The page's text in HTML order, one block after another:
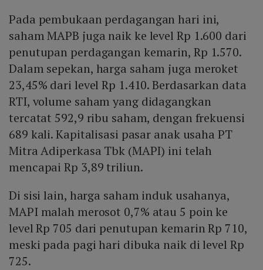
Pada pembukaan perdagangan hari ini,
saham MAPB juga naik ke level Rp 1.600 dari
penutupan perdagangan kemarin, Rp 1.570.
Dalam sepekan, harga saham juga meroket
23,45% dari level Rp 1.410. Berdasarkan data
RTI, volume saham yang didagangkan
tercatat 592,9 ribu saham, dengan frekuensi
689 kali. Kapitalisasi pasar anak usaha PT
Mitra Adiperkasa Tbk (MAPI) ini telah
mencapai Rp 3,89 triliun.
Di sisi lain, harga saham induk usahanya,
MAPI malah merosot 0,7% atau 5 poin ke
level Rp 705 dari penutupan kemarin Rp 710,
meski pada pagi hari dibuka naik di level Rp
725.